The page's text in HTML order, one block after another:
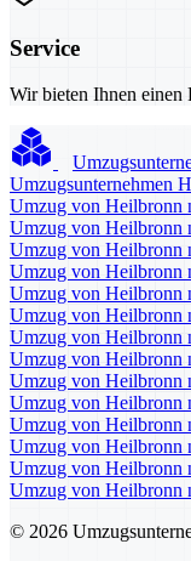
Service
Wir bieten Ihnen
Umzugsunternehmen
Umzug von Heilbronn
Umzug von Heilbronn
Umzug von Heilbronn
Umzug von Heilbronn
Umzug von Heilbronn
Umzug von Heilbronn
Umzug von Heilbronn
Umzug von Heilbronn
Umzug von Heilbronn
Umzug von Heilbronn
Umzug von Heilbronn
Umzug von Heilbronn
Umzug von Heilbronn
Umzug von Heilbronn
© 2026